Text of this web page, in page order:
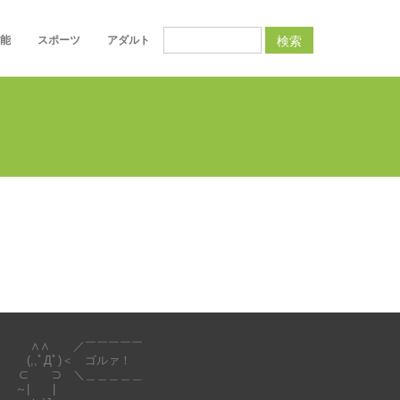
スポーツ アダルト 検索
／￣￣￣￣￣
ﾟДﾟ)＜ ゴルァ！
⊃ ＼＿＿＿＿＿
| |